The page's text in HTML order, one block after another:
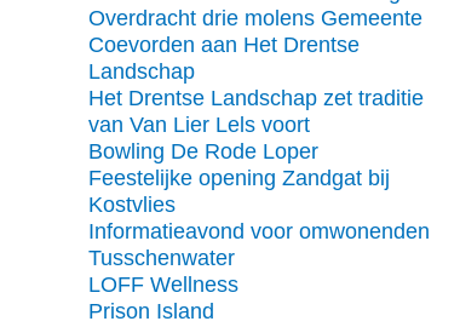
Overdracht drie molens Gemeente
Coevorden aan Het Drentse
Landschap
Het Drentse Landschap zet traditie
van Van Lier Lels voort
Bowling De Rode Loper
Feestelijke opening Zandgat bij
Kostvlies
Informatieavond voor omwonenden
Tusschenwater
LOFF Wellness
Prison Island